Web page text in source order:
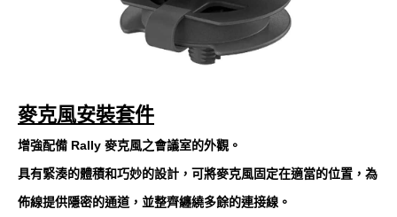
麥克風安裝套件
增強配備 Rally 麥克風之會議室的外觀。
具有緊湊的體積和巧妙的設計，可將麥克風固定在適當的位置，為
佈線提供隱密的通道，並整齊纏繞多餘的連接線。